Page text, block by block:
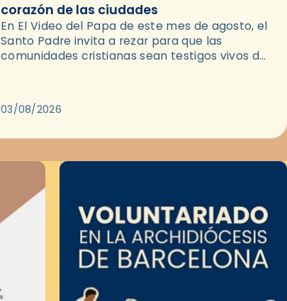
corazón de las ciudades
En El Video del Papa de este mes de agosto, el
Santo Padre invita a rezar para que las
comunidades cristianas sean testigos vivos del
03/08/2026